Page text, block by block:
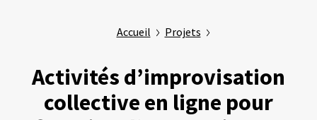
Accueil Projets
Activités d’improvisation
collective en ligne pour